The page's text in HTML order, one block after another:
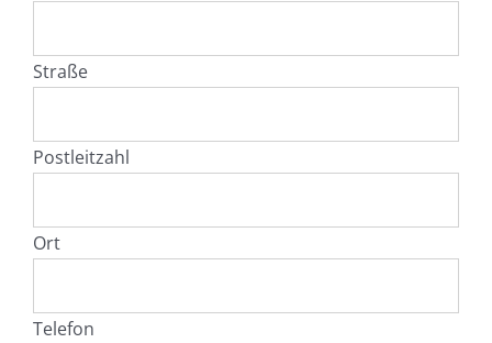
Straße
Postleitzahl
Ort
Telefon